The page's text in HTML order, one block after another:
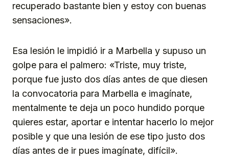
recuperado bastante bien y estoy con buenas
sensaciones».
Esa lesión le impidió ir a Marbella y supuso un
golpe para el palmero: «Triste, muy triste,
porque fue justo dos días antes de que diesen
la convocatoria para Marbella e imagínate,
mentalmente te deja un poco hundido porque
quieres estar, aportar e intentar hacerlo lo mejor
posible y que una lesión de ese tipo justo dos
días antes de ir pues imagínate, difícil».